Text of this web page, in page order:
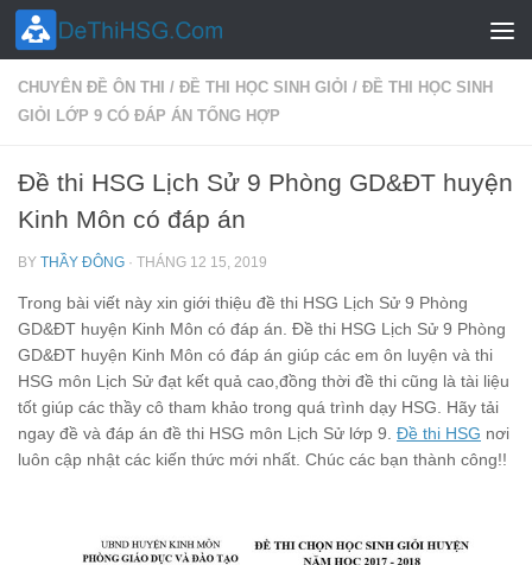
Skip to content
CHUYÊN ĐỀ ÔN THI / ĐỀ THI HỌC SINH GIỎI / ĐỀ THI HỌC SINH
GIỎI LỚP 9 CÓ ĐÁP ÁN TỔNG HỢP
Đề thi HSG Lịch Sử 9 Phòng GD&ĐT huyện
Kinh Môn có đáp án
BY THẦY ĐÔNG · THÁNG 12 15, 2019
Trong bài viết này xin giới thiệu đề thi HSG Lịch Sử 9 Phòng
GD&ĐT huyện Kinh Môn có đáp án. Đề thi HSG Lịch Sử 9 Phòng
GD&ĐT huyện Kinh Môn có đáp án giúp các em ôn luyện và thi
HSG môn Lịch Sử đạt kết quả cao,đồng thời đề thi cũng là tài liệu
tốt giúp các thầy cô tham khảo trong quá trình dạy HSG. Hãy tải
ngay đề và đáp án đề thi HSG môn Lịch Sử lớp 9. Đề thi HSG nơi
luôn cập nhật các kiến thức mới nhất. Chúc các bạn thành công!!